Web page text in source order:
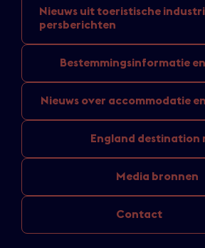
Nieuws uit toeristische
persberichten
Bestemmingsinformatie
Nieuws over accommodatie
England destination
Media bronnen
Contact